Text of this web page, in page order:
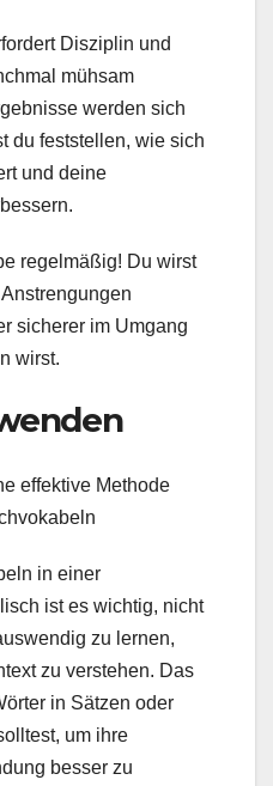
Disziplin und
mühsam
werden sich
du feststellen, wie sich
und deine
regelmäßig! Du wirst
sicherer im Umgang
wirst.
effektive Methode
in einer
ist es wichtig, nicht
zu lernen,
zu verstehen. Das
in Sätzen oder
um ihre
besser zu